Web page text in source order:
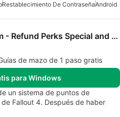
Restablecimiento De ContraseñaAndroid
Perk RESET Chem - Refund Perks Special and Bobbleheads
de mazo de 1 paso gratis
para Windows
un sistema de puntos de
Fallout 4. Después de haber